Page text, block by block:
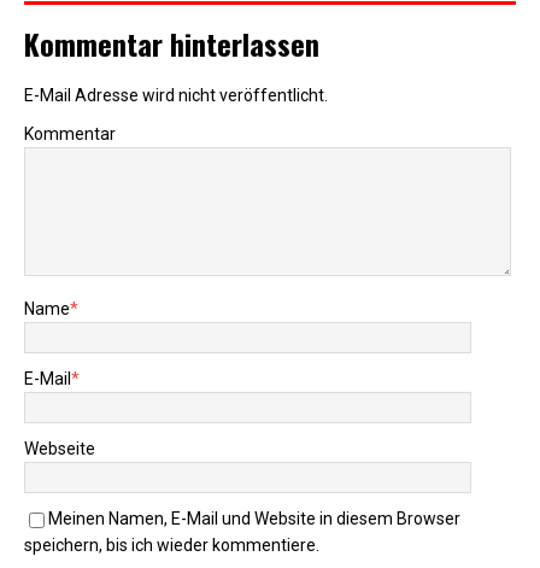
Kommentar hinterlassen
E-Mail Adresse wird nicht veröffentlicht.
Kommentar
Name*
E-Mail *
Webseite
Meinen Namen, E-Mail und Website in diesem Browser
speichern, bis ich wieder kommentiere.